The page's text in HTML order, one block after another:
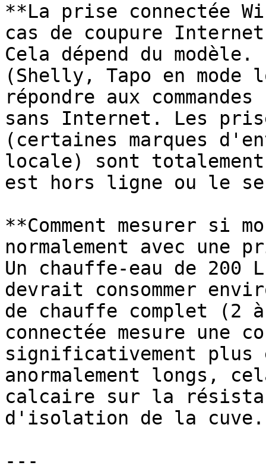
**La prise connectée
cas de coupure
Cela dépend du
(Shelly, Tapo en
répondre aux
sans Internet. Les
(certaines marques
locale) sont
est hors ligne ou le
**Comment mesurer si
normalement avec une
Un chauffe-eau de 200
devrait consommer
de chauffe complet (2
connectée mesure une
significativement plus
anormalement longs,
calcaire sur la
d'isolation de la cuve.
---